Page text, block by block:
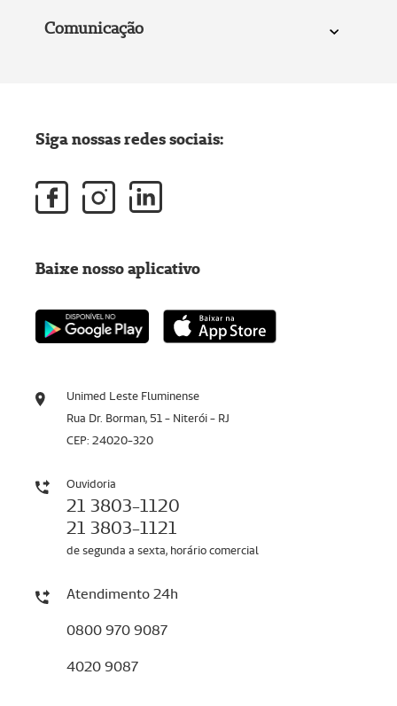
Comunicação
Unimed Leste Fluminense
Rua Dr. Borman, 51 - Niterói - RJ
CEP: 24020-320
Ouvidoria
21 3803-1120
21 3803-1121
de segunda a sexta, horário comercial
Atendimento 24h
0800 970 9087
4020 9087
Siga nossas redes sociais:
Baixe nosso aplicativo